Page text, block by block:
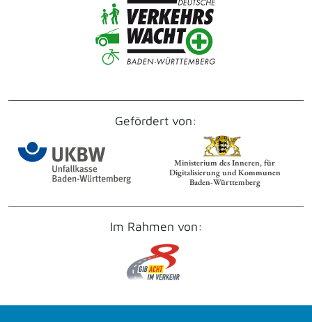
Gefördert von:
Ministerium des Inneren, für
Digitalisierung und Kommunen
Baden‑Württemberg
Im Rahmen von: